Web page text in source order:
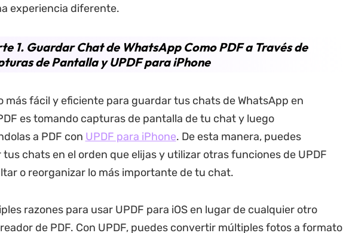
experiencia diferente.
1. Guardar Chat de WhatsApp Como PDF a Través de
de Pantalla y UPDF para iPhone
más fácil y eficiente para guardar tus chats de WhatsApp en
es tomando capturas de pantalla de tu chat y luego
a PDF con UPDF para iPhone. De esta manera, puedes
tus chats en el orden que elijas y utilizar otras funciones de UPDF
o reorganizar lo más importante de tu chat.
razones para usar UPDF para iOS en lugar de cualquier otro
de PDF. Con UPDF, puedes convertir múltiples fotos a formato